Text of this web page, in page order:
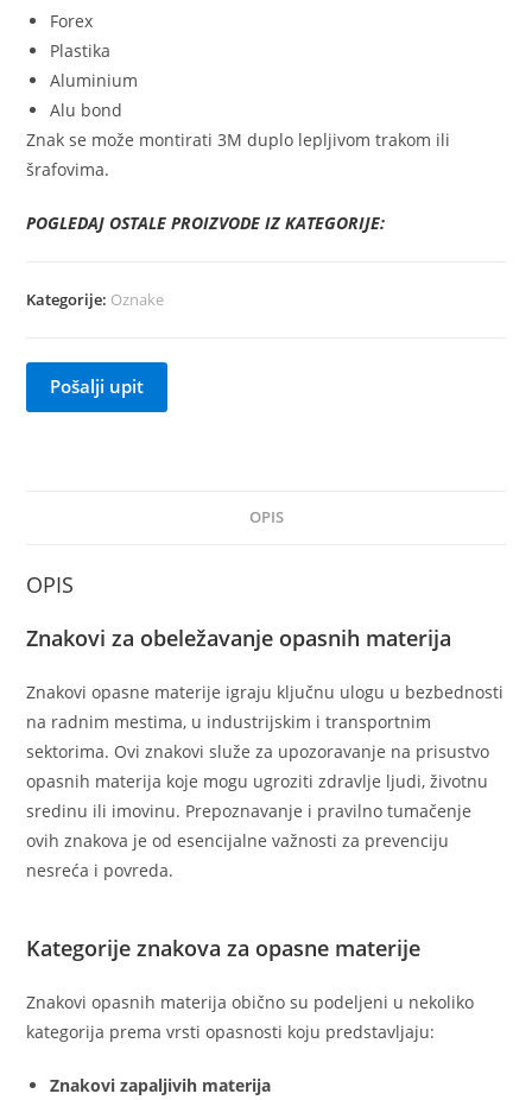
Forex
Plastika
Aluminium
Alu bond
Znak se može montirati 3M duplo lepljivom trakom ili
šrafovima.
POGLEDAJ OSTALE PROIZVODE IZ KATEGORIJE:
Kategorije: Oznake
Pošalji upit
OPIS
OPIS
Znakovi za obeležavanje opasnih materija
Znakovi opasne materije igraju ključnu ulogu u bezbednosti
na radnim mestima, u industrijskim i transportnim
sektorima. Ovi znakovi služe za upozoravanje na prisustvo
opasnih materija koje mogu ugroziti zdravlje ljudi, životnu
sredinu ili imovinu. Prepoznavanje i pravilno tumačenje
ovih znakova je od esencijalne važnosti za prevenciju
nesreća i povreda.
Kategorije znakova za opasne materije
Znakovi opasnih materija obično su podeljeni u nekoliko
kategorija prema vrsti opasnosti koju predstavljaju:
Znakovi zapaljivih materija